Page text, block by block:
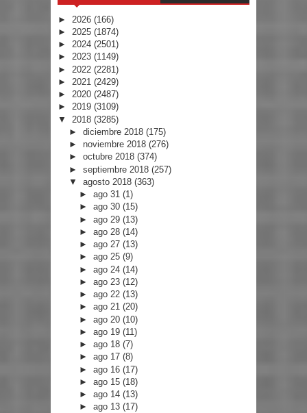
► 2026 (166)
► 2025 (1874)
► 2024 (2501)
► 2023 (1149)
► 2022 (2281)
► 2021 (2429)
► 2020 (2487)
► 2019 (3109)
▼ 2018 (3285)
► diciembre 2018 (175)
► noviembre 2018 (276)
► octubre 2018 (374)
► septiembre 2018 (257)
▼ agosto 2018 (363)
►ago 31(1)
►ago 30(15)
►ago 29(13)
►ago 28(14)
►ago 27(13)
►ago 25(9)
►ago 24(14)
►ago 23(12)
►ago 22(13)
►ago 21(20)
►ago 20(10)
►ago 19(11)
►ago 18(7)
►ago 17(8)
►ago 16(17)
►ago 15(18)
►ago 14(13)
►ago 13(17)